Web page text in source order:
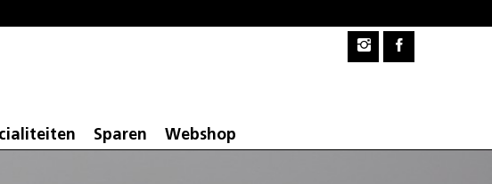
Sparen Webshop